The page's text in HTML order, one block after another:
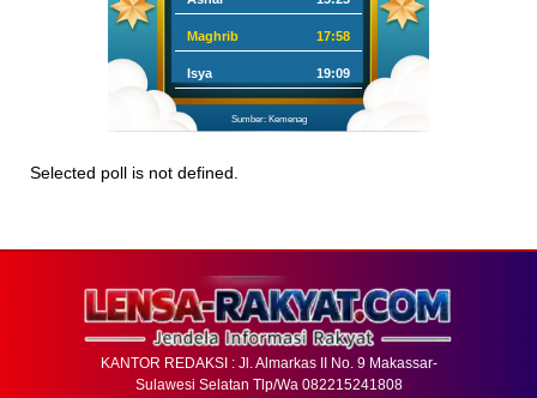
Maghrib 17:58
Isya 19:09
Sumber: Kemenag
Selected poll is not defined.
KANTOR REDAKSI : Jl. Almarkas II No. 9 Makassar-
Sulawesi Selatan Tlp/Wa 082215241808